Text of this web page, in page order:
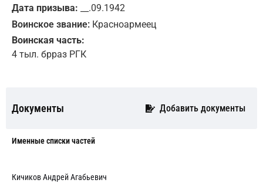
Дата призыва: __.09.1942
Воинское звание: Красноармеец
Воинская часть:
4 тыл. брраз РГК
Документы Добавить документы
Именные списки частей
Кичиков Андрей Агабьевич